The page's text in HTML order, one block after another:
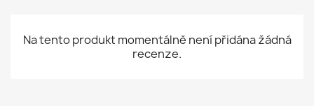
Na tento produkt momentálně není přidána žádná
recenze.